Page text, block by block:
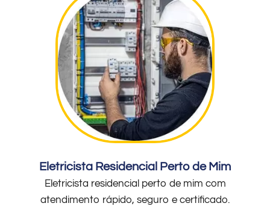
Eletricista Residencial Perto de Mim
Eletricista residencial perto de mim com
atendimento rápido, seguro e certificado.